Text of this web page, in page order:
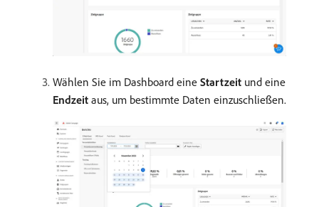
Wählen Sie im Dashboard eine Startzeit und eine
Endzeit aus, um bestimmte Daten einzuschließen.